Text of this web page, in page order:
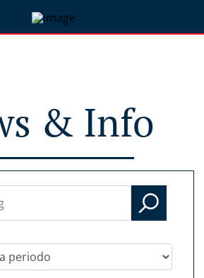
& Info